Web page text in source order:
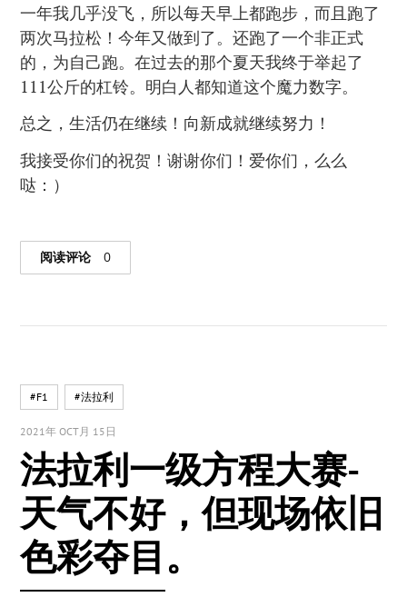
一年我几乎没飞，所以每天早上都跑步，而且跑了
两次马拉松！今年又做到了。还跑了一个非正式
的，为自己跑。在过去的那个夏天我终于举起了
111公斤的杠铃。明白人都知道这个魔力数字。
总之，生活仍在继续！向新成就继续努力！
我接受你们的祝贺！谢谢你们！爱你们，么么
哒：）
阅读评论 0
#F1 #法拉利
2021年 OCT月 15日
法拉利一级方程大赛-
天气不好，但现场依旧
色彩夺目。